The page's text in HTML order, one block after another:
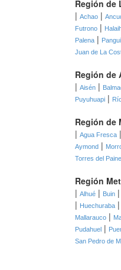
Región de
| Achao |
Futrono |
Palena |
Juan de La
Región de
| Aisén |
Puyuhuapi |
Región de
| Agua Fresca |
Aymond |
Torres del Paine
Región
| Alhué | Buin |
| Huechuraba |
Mallarauco |
Pudahuel |
San Pedro de